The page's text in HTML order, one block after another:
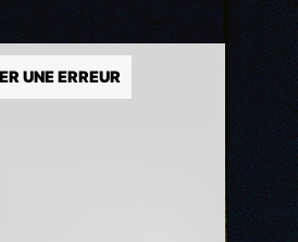
UNE ERREUR